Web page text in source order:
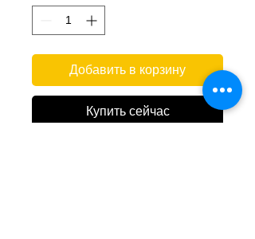
Добавить в корзину
Купить сейчас